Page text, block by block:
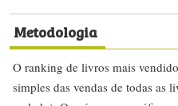
Metodologia
O ranking de livros mais
simples das vendas de todas as